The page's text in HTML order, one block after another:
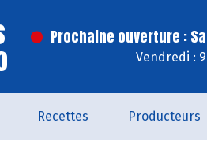
Prochaine ouverture :
Vendredi :
Recettes Producteurs